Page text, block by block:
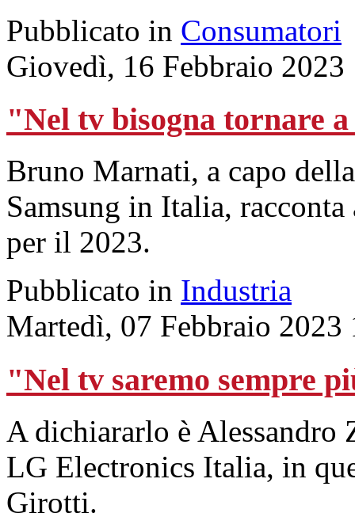
Pubblicato in Consumatori
Giovedì, 16 Febbraio 2023
"Nel tv bisogna tornare
Bruno Marnati, a capo
Samsung in Italia,
per il 2023.
Pubblicato in Industria
Martedì, 07 Febbraio 2023
"Nel tv saremo sempre
A dichiararlo è Alessandro
LG Electronics Italia, in
Girotti.